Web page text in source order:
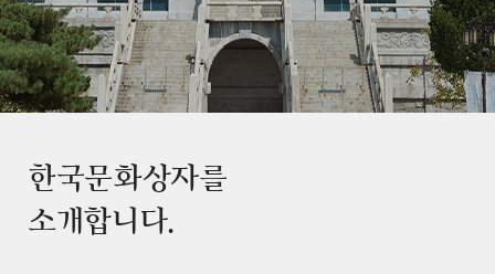
한국문화상자를
소개합니다.